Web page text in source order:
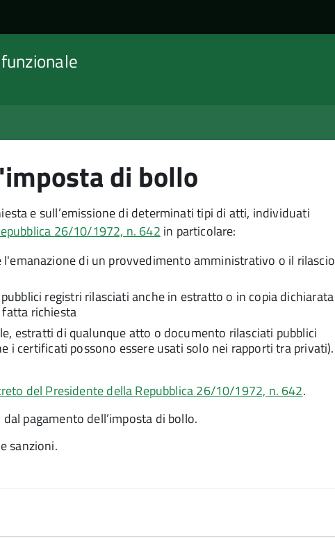
di bollo
e sull’emissione di determinati tipi di atti, individuati
26/10/1972, n. 642 in particolare:
di un provvedimento amministrativo o il rilascio
registri rilasciati anche in estratto o in copia dichiarata
fatta richiesta
estratti di qualunque atto o documento rilasciati pubblici
i certificati possono essere usati solo nei rapporti tra privati).
del Presidente della Repubblica 26/10/1972, n. 642.
pagamento dell’imposta di bollo.
sanzioni.